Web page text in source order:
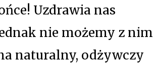
Uzdrawia nas
nie możemy z nim
naturalny, odżywczy